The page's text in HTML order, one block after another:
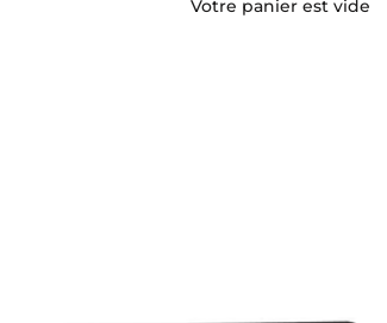
Votre panier est vide